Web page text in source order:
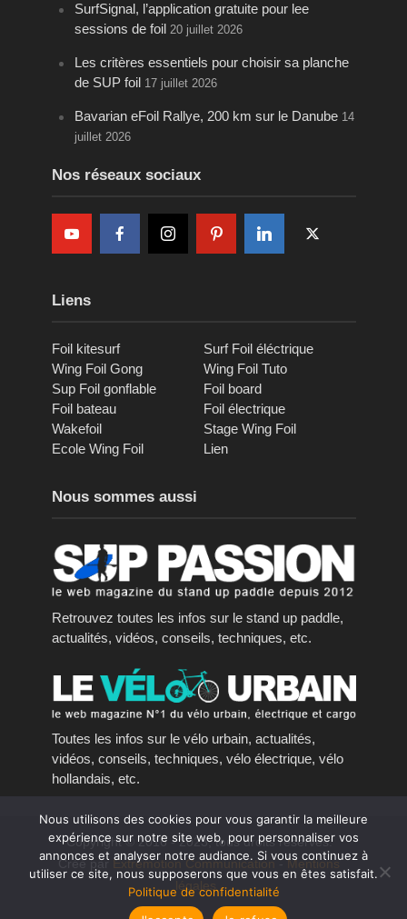
SurfSignal, l’application gratuite pour lee
sessions de foil 20 juillet 2026
Les critères essentiels pour choisir sa planche
de SUP foil 17 juillet 2026
Bavarian eFoil Rallye, 200 km sur le Danube 14
juillet 2026
Nos réseaux sociaux
Liens
Foil kitesurf
Surf Foil éléctrique
Wing Foil Gong
Wing Foil Tuto
Sup Foil gonflable
Foil board
Foil bateau
Foil électrique
Wakefoil
Stage Wing Foil
Ecole Wing Foil
Lien
Nous sommes aussi
Retrouvez toutes les infos sur le stand up paddle,
actualités, vidéos, conseils, techniques, etc.
Toutes les infos sur le vélo urbain, actualités,
vidéos, conseils, techniques, vélo électrique, vélo
hollandais, etc.
Copyright © 2016 - 2023, tous droits réservés.
Créé par Extremotion Communication-Mentions
légales
Nous utilisons des cookies pour vous garantir la meilleure
expérience sur notre site web, pour personnaliser vos
annonces et analyser notre audiance. Si vous continuez à
utiliser ce site, nous supposerons que vous en êtes satisfait.
Politique de confidentialité